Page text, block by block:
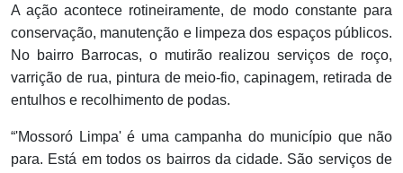
A ação acontece rotineiramente, de modo constante para
conservação, manutenção e limpeza dos espaços públicos.
No bairro Barrocas, o mutirão realizou serviços de roço,
varrição de rua, pintura de meio-fio, capinagem, retirada de
entulhos e recolhimento de podas.
“'Mossoró Limpa' é uma campanha do município que não
para. Está em todos os bairros da cidade. São serviços de